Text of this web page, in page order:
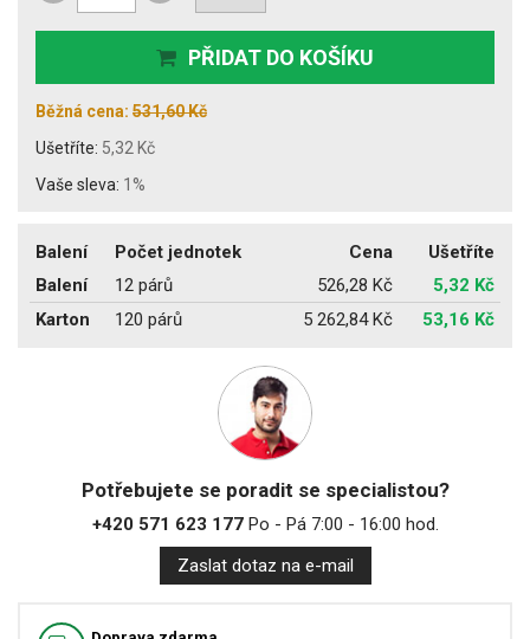
PŘIDAT DO KOŠÍKU
Běžná cena: 531,60 Kč
Ušetříte: 5,32 Kč
Vaše sleva: 1%
Balení Počet jednotek Cena
Ušetříte
Balení
12 párů 526,28 Kč
5,32 Kč
Karton
120 párů 5 262,84 Kč 53,16 Kč
Potřebujete se poradit se specialistou?
+420 571 623 177Po - Pá 7:00 - 16:00 hod.
Zaslat dotaz na e-mail